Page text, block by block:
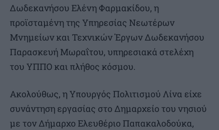
Δωδεκανήσου Ελένη Φαρμακίδου, η
προϊσταμένη της Υπηρεσίας Νεωτέρων
Μνημείων και Τεχνικών Έργων Δωδεκανήσου
Παρασκευή Μωραΐτου, υπηρεσιακά στελέχη
του ΥΠΠΟ και πλήθος κόσμου.
Ακολούθως, η Υπουργός Πολιτισμού Λίνα είχε
συνάντηση εργασίας στο Δημαρχείο του νησιού
με τον Δήμαρχο Ελευθέριο Παπακαλοδούκα,